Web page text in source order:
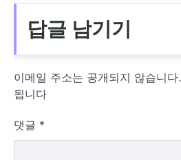
답글 남기기
이메일 주소는 공개되지 않습니다.
됩니다
댓글 *